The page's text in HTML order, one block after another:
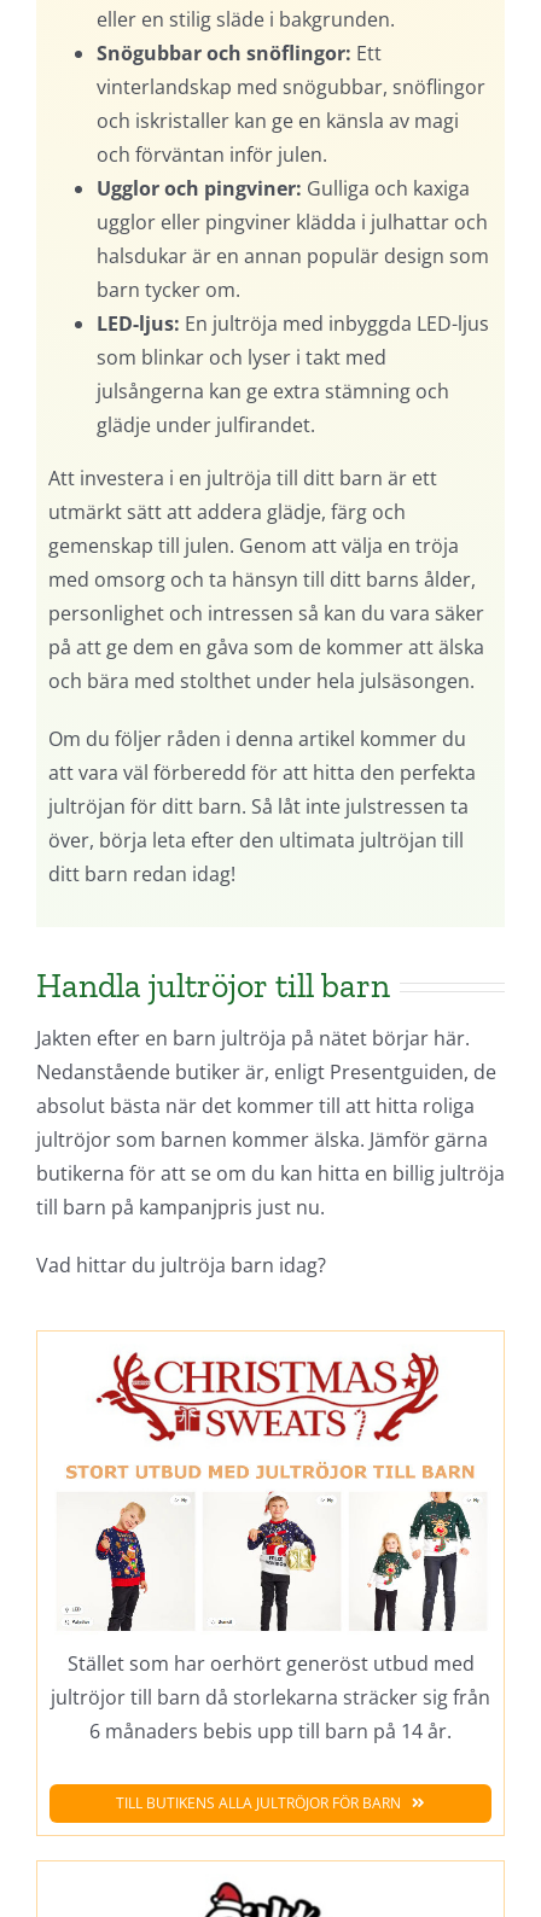
eller en stilig släde i bakgrunden.
Snögubbar och snöflingor: Ett
vinterlandskap med snögubbar, snöflingor
och iskristaller kan ge en känsla av magi
och förväntan inför julen.
Ugglor och pingviner: Gulliga och kaxiga
ugglor eller pingviner klädda i julhattar och
halsdukar är en annan populär design som
barn tycker om.
LED-ljus: En jultröja med inbyggda LED-ljus
som blinkar och lyser i takt med
julsångerna kan ge extra stämning och
glädje under julfirandet.
Att investera i en jultröja till ditt barn är ett
utmärkt sätt att addera glädje, färg och
gemenskap till julen. Genom att välja en tröja
med omsorg och ta hänsyn till ditt barns ålder,
personlighet och intressen så kan du vara säker
på att ge dem en gåva som de kommer att älska
och bära med stolthet under hela julsäsongen.
Om du följer råden i denna artikel kommer du
att vara väl förberedd för att hitta den perfekta
jultröjan för ditt barn. Så låt inte julstressen ta
över, börja leta efter den ultimata jultröjan till
ditt barn redan idag!
Handla jultröjor till barn
Jakten efter en barn jultröja på nätet börjar här.
Nedanstående butiker är, enligt Presentguiden, de
absolut bästa när det kommer till att hitta roliga
jultröjor som barnen kommer älska. Jämför gärna
butikerna för att se om du kan hitta en billig jultröja
till barn på kampanjpris just nu.
Vad hittar du jultröja barn idag?
Stället som har oerhört generöst utbud med
jultröjor till barn då storlekarna sträcker sig från
6 månaders bebis upp till barn på 14 år.
TILL BUTIKENS ALLA JULTRÖJOR FÖR BARN